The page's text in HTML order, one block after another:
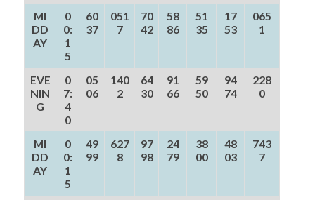
MI
DD
AY
0
0:
1
5
60
37
051
7
70
42
58
86
51
35
17
53
065
1
EVE
NIN
G
0
7:
4
0
05
06
140
2
64
30
91
66
59
50
94
74
228
0
MI
DD
AY
0
0:
1
5
49
99
627
8
97
98
24
79
38
00
48
03
743
7